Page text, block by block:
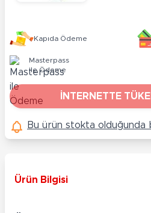
Kapıda Ödeme
Masterpass
ile Ödeme
İNTERNETTE
Bu ürün stokta olduğunda
Ürün Bilgisi